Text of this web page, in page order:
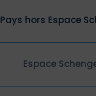
Pays hors Espace
Espace